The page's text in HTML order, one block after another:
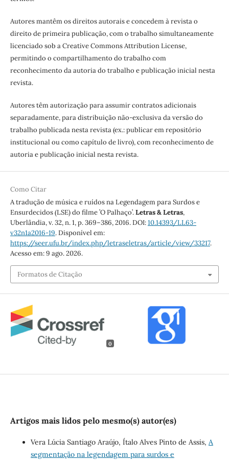
Autores mantêm os direitos autorais e concedem à revista o
direito de primeira publicação, com o trabalho simultaneamente
licenciado sob a Creative Commons Attribution License,
permitindo o compartilhamento do trabalho com
reconhecimento da autoria do trabalho e publicação inicial nesta
revista.
Autores têm autorização para assumir contratos adicionais
separadamente, para distribuição não-exclusiva da versão do
trabalho publicada nesta revista (ex.: publicar em repositório
institucional ou como capítulo de livro), com reconhecimento de
autoria e publicação inicial nesta revista.
Como Citar
A tradução de música e ruídos na Legendagem para Surdos e
Ensurdecidos (LSE) do filme ’O Palhaço’.Letras & Letras,
Uberlândia, v. 32, n. 1, p. 369–386, 2016. DOI:10.14393/LL63-
v32n1a2016-19. Disponível em:
https://seer.ufu.br/index.php/letraseletras/article/view/33217.
Acesso em: 9 ago. 2026.
Formatos de Citação
0
Artigos mais lidos pelo mesmo(s) autor(es)
Vera Lúcia Santiago Araújo, Ítalo Alves Pinto de Assis, A
segmentação na legendagem para surdos e